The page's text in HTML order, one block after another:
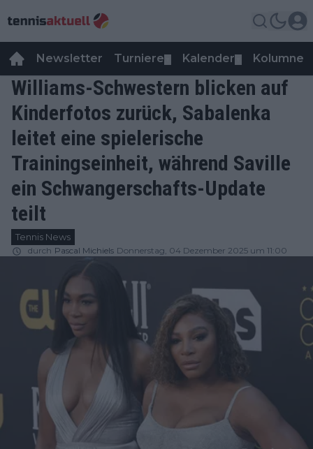
Newsletter Turniere Kalender Kolumnen
Williams-Schwestern blicken auf
Kinderfotos zurück, Sabalenka
leitet eine spielerische
Trainingseinheit, während Saville
ein Schwangerschafts-Update
teilt
Tennis News
durch Pascal Michiels Donnerstag, 04 Dezember 2025 um 11:00